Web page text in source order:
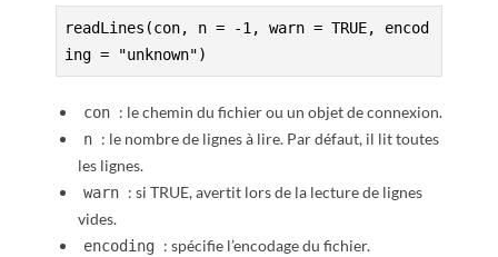
readLines(con, n = -1, warn = TRUE, encod
ing = "unknown")
con : le chemin du fichier ou un objet de connexion.
n : le nombre de lignes à lire. Par défaut, il lit toutes
les lignes.
warn : si TRUE, avertit lors de la lecture de lignes
vides.
encoding : spécifie l’encodage du fichier.